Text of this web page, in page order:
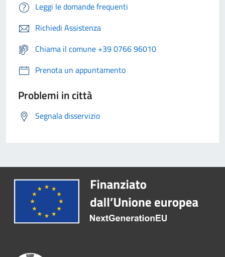
Leggi le domande frequenti
Richiedi Assistenza
Chiama il comune +39 0766 96010
Prenota un appuntamento
Problemi in città
Segnala disservizio